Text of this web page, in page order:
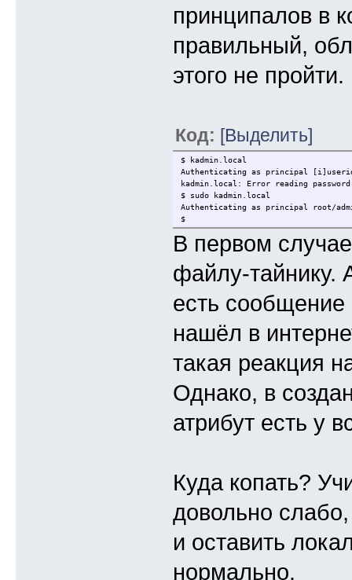
принципалов в
правильный,
этого не пройти.
Код: [Выделить]
$ kadmin.local
Authenticating as principal
kadmin.local: Error reading
$ sudo kadmin.local
Authenticating as principal root/
$
В первом
файлу-тайнику.
есть сообщение
нашёл в
такая реакция
Однако, в
атрибут есть у
Куда копать?
довольно
и оставить
нормально.